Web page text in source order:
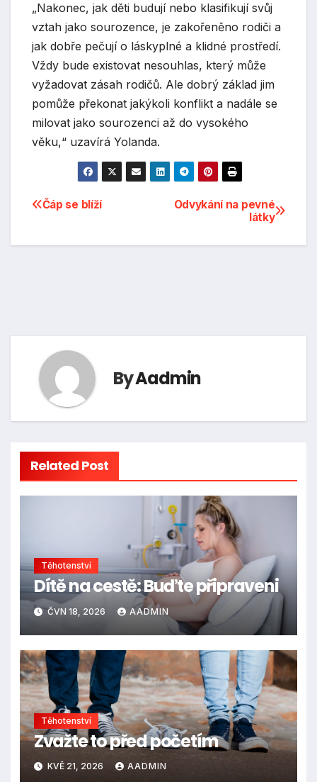
„Nakonec, jak děti budují nebo klasifikují svůj
vztah jako sourozence, je zakořeněno rodiči a
jak dobře pečují o láskyplné a klidné prostředí.
Vždy bude existovat nesouhlas, který může
vyžadovat zásah rodičů. Ale dobrý základ jim
pomůže překonat jakýkoli konflikt a nadále se
milovat jako sourozenci až do vysokého
věku,“ uzavírá Yolanda.
Navigace
pro
Odvykání na pevné
látky
Čáp se blíží
ByAadmin
Related Post
Těhotenství
Dítě na cestě: Buďte připraveni
ČVN 18, 2026 AADMIN
Těhotenství
Zvažte to před početím
KVĚ 21, 2026 AADMIN